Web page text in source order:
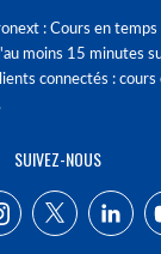
: Cours en
moins 15 minutes
connectés :
SUIVEZ-NOUS